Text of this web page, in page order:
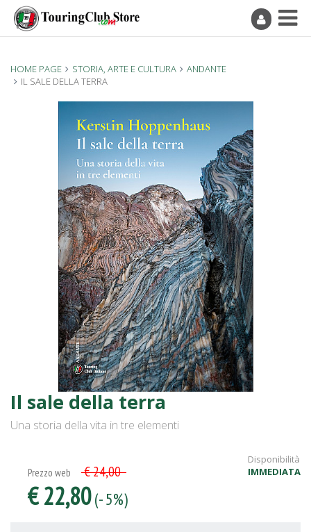
HOME PAGE STORIA, ARTE E CULTURA
ANDANTE
IL SALE DELLA TERRA
Il sale della terra
Una storia della vita in tre elementi
Disponibilità
IMMEDIATA
Prezzo web € 24,00
€ 22,80(- 5%)